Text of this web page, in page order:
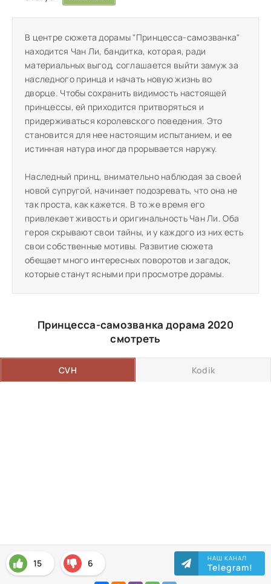
В центре сюжета дорамы "Принцесса-самозванка"
находится Чан Ли, бандитка, которая, ради
материальных выгод, соглашается выйти замуж за
наследного принца и начать новую жизнь во
дворце. Чтобы сохранить видимость настоящей
принцессы, ей приходится притворяться и
придерживаться королевского поведения. Это
становится для нее настоящим испытанием, и ее
истинная натура иногда прорывается наружу.
Наследный принц, внимательно наблюдая за своей
новой супругой, начинает подозревать, что она не
так проста, как кажется. В то же время его
привлекает живость и оригинальность Чан Ли. Оба
героя скрывают свои тайны, и у каждого из них есть
свои собственные мотивы. Развитие сюжета
обещает много интересных поворотов и загадок,
которые станут ясными при просмотре дорамы.
Принцесса-самозванка дорама 2020
смотреть
CVH Kodik
15 6 НАШ КАНАЛ
Telegram!